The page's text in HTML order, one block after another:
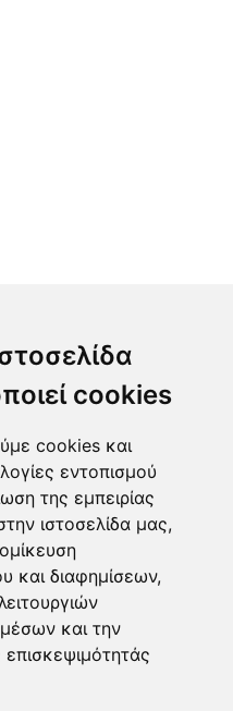
cookies
cookies και
εντοπισμού
της εμπειρίας
ιστοσελίδα μας,
και διαφημίσεων,
και την